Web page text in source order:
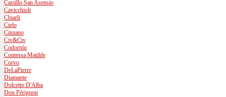
Castillo San Asensio
Cavicchioli
Chiarli
Cielo
Cinzano
Civ&Civ
Codorníu
Contessa Matilde
Corvo
DeLaPierre
Diamante
Dolcetto D'Alba
Don Pérignon